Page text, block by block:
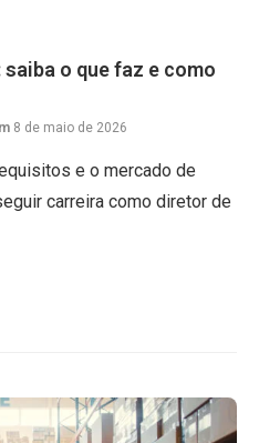
o que faz e como
8 de maio de 2026
e o mercado de
carreira como diretor de